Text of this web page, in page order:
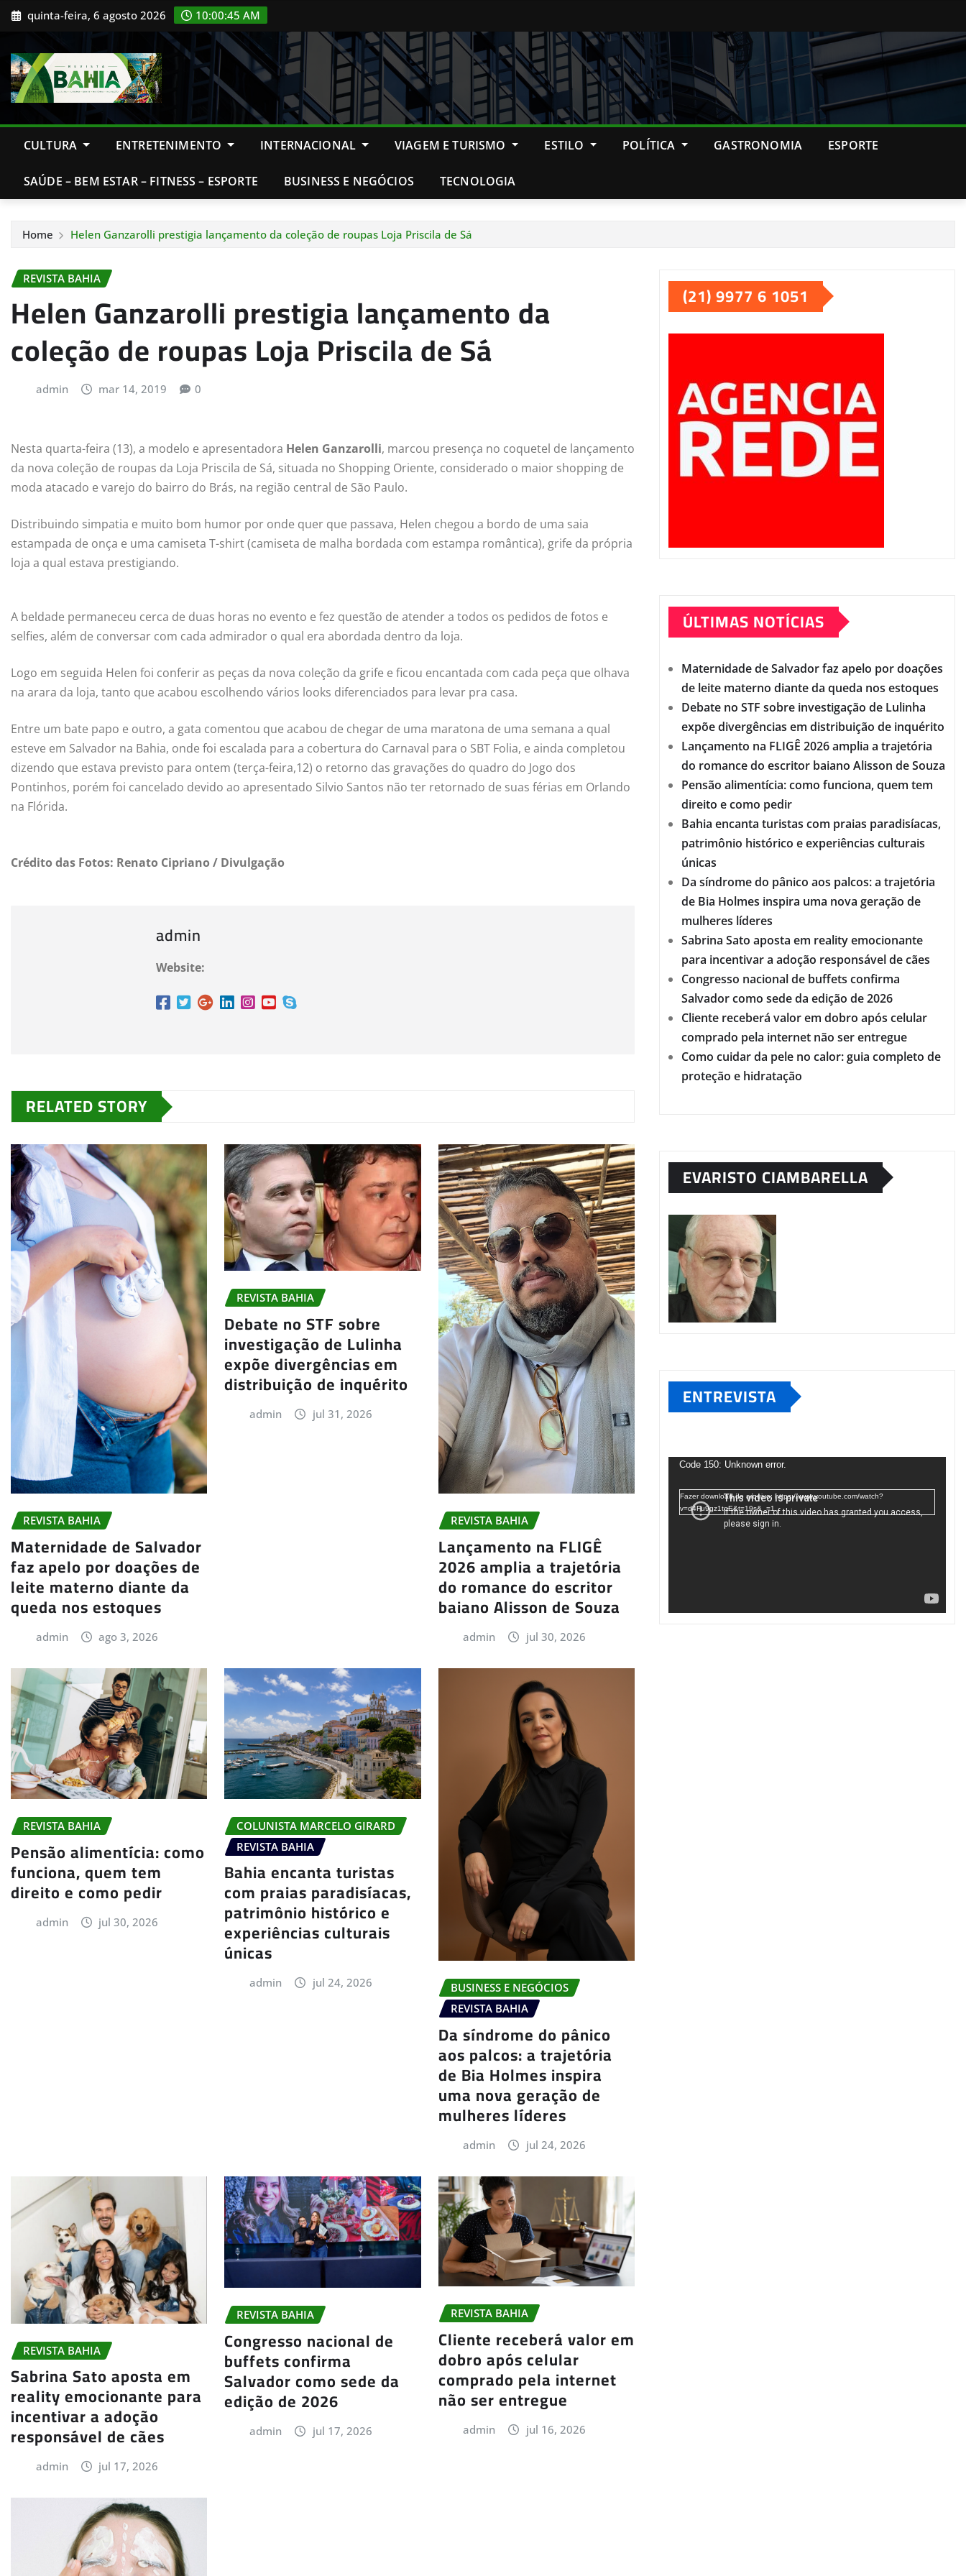
Skip quinta-feira, 6 agosto 2026 10:00:46 AM
CULTURA ENTRETENIMENTO INTERNACIONAL VIAGEM E TURISMO ESTILO POLÍTICA GASTRONOMIA ESPORTE
SAÚDE – BEM ESTAR – FITNESS – ESPORTE BUSINESS E NEGÓCIOS TECNOLOGIA
Home Helen Ganzarolli prestigia lançamento da coleção de roupas Loja Priscila de Sá
REVISTA BAHIA
Helen Ganzarolli prestigia lançamento da
coleção de roupas Loja Priscila de Sá
admin mar 14, 2019 0
Nesta quarta-feira (13), a modelo e apresentadora Helen Ganzarolli, marcou presença no coquetel de lançamento
da nova coleção de roupas da Loja Priscila de Sá, situada no Shopping Oriente, considerado o maior shopping de
moda atacado e varejo do bairro do Brás, na região central de São Paulo.
Distribuindo simpatia e muito bom humor por onde quer que passava, Helen chegou a bordo de uma saia
estampada de onça e uma camiseta T-shirt (camiseta de malha bordada com estampa romântica), grife da própria
loja a qual estava prestigiando.
A beldade permaneceu cerca de duas horas no evento e fez questão de atender a todos os pedidos de fotos e
selfies, além de conversar com cada admirador o qual era abordada dentro da loja.
Logo em seguida Helen foi conferir as peças da nova coleção da grife e ficou encantada com cada peça que olhava
na arara da loja, tanto que acabou escolhendo vários looks diferenciados para levar pra casa.
Entre um bate papo e outro, a gata comentou que acabou de chegar de uma maratona de uma semana a qual
esteve em Salvador na Bahia, onde foi escalada para a cobertura do Carnaval para o SBT Folia, e ainda completou
dizendo que estava previsto para ontem (terça-feira,12) o retorno das gravações do quadro do Jogo dos
Pontinhos, porém foi cancelado devido ao apresentado Silvio Santos não ter retornado de suas férias em Orlando
na Flórida.
Crédito das Fotos: Renato Cipriano / Divulgação
admin
Website:
RELATED STORY
REVISTA BAHIA
Maternidade de Salvador
faz apelo por doações de
leite materno diante da
queda nos estoques
admin ago 3, 2026
REVISTA BAHIA
Debate no STF sobre
investigação de Lulinha
expõe divergências em
distribuição de inquérito
admin jul 31, 2026
REVISTA BAHIA
Lançamento na FLIGÊ
2026 amplia a trajetória
do romance do escritor
baiano Alisson de Souza
admin jul 30, 2026
REVISTA BAHIA
Pensão alimentícia: como
funciona, quem tem
direito e como pedir
admin jul 30, 2026
COLUNISTA MARCELO GIRARD
REVISTA BAHIA
Bahia encanta turistas
com praias paradisíacas,
patrimônio histórico e
experiências culturais
únicas
admin jul 24, 2026
BUSINESS E NEGÓCIOS
REVISTA BAHIA
Da síndrome do pânico
aos palcos: a trajetória
de Bia Holmes inspira
uma nova geração de
mulheres líderes
admin jul 24, 2026
REVISTA BAHIA
Sabrina Sato aposta em
reality emocionante para
incentivar a adoção
responsável de cães
admin jul 17, 2026
REVISTA BAHIA
Congresso nacional de
buffets confirma
Salvador como sede da
edição de 2026
admin jul 17, 2026
REVISTA BAHIA
Cliente receberá valor em
dobro após celular
comprado pela internet
não ser entregue
admin jul 16, 2026
(21) 9977 6 1051
ÚLTIMAS NOTÍCIAS
Maternidade de Salvador faz apelo por doações
de leite materno diante da queda nos estoques
Debate no STF sobre investigação de Lulinha
expõe divergências em distribuição de inquérito
Lançamento na FLIGÊ 2026 amplia a trajetória
do romance do escritor baiano Alisson de Souza
Pensão alimentícia: como funciona, quem tem
direito e como pedir
Bahia encanta turistas com praias paradisíacas,
patrimônio histórico e experiências culturais
únicas
Da síndrome do pânico aos palcos: a trajetória
de Bia Holmes inspira uma nova geração de
mulheres líderes
Sabrina Sato aposta em reality emocionante
para incentivar a adoção responsável de cães
Congresso nacional de buffets confirma
Salvador como sede da edição de 2026
Cliente receberá valor em dobro após celular
comprado pela internet não ser entregue
Como cuidar da pele no calor: guia completo de
proteção e hidratação
EVARISTO CIAMBARELLA
ENTREVISTA
deCode 150: Unknown error.
Fazer download do arquivo: https://www.youtube.com/watch?
v=d4Fu9gz1tqE&t=19s&_=1